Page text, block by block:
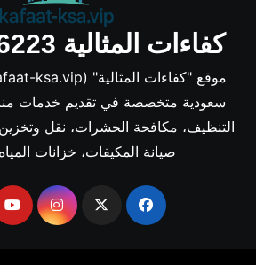
كفاءات المثالية 01554796223
سعودية متخصصة في تقديم خدمات
التنظيف، مكافحة الحشرات، نقل وتخزين
صيانة المكيفات، خزانات